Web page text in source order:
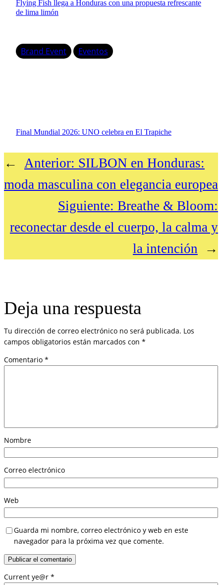
Flying Fish llega a Honduras con una propuesta refrescante
de lima limón
Brand Event Eventos
Final Mundial 2026: UNO celebra en El Trapiche
← Anterior: SILBON en Honduras:
moda masculina con elegancia europea
Siguiente: Breathe & Bloom:
reconectar desde el cuerpo, la calma y
la intención
→
Deja una respuesta
Tu dirección de correo electrónico no será publicada. Los
campos obligatorios están marcados con *
Comentario *
Nombre
Correo electrónico
Web
Guarda mi nombre, correo electrónico y web en este
navegador para la próxima vez que comente.
Current ye@r *